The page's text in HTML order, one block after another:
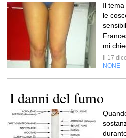
Il
le
mi
Il 17
NONE
I danni del fumo